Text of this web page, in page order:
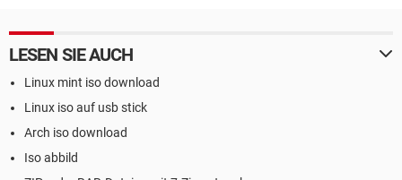
LESEN SIE AUCH
Linux mint iso download
Linux iso auf usb stick
Arch iso download
Iso abbild